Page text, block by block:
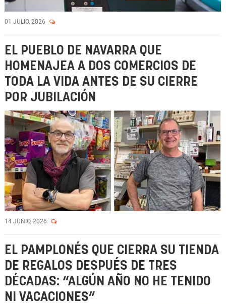
01 JULIO, 2026
EL PUEBLO DE NAVARRA QUE
HOMENAJEA A DOS COMERCIOS DE
TODA LA VIDA ANTES DE SU CIERRE
POR JUBILACIÓN
14 JUNIO, 2026
EL PAMPLONÉS QUE CIERRA SU TIENDA
DE REGALOS DESPUÉS DE TRES
DÉCADAS: “ALGÚN AÑO NO HE TENIDO
NI VACACIONES”